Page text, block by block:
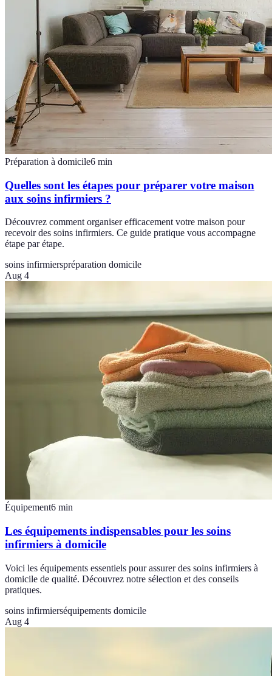
Préparation à domicile6 min
Quelles sont les étapes pour préparer votre maison
aux soins infirmiers ?
Découvrez comment organiser efficacement votre maison pour
recevoir des soins infirmiers. Ce guide pratique vous accompagne
étape par étape.
soins infirmierspréparation domicile
Aug 4
Équipement6 min
Les équipements indispensables pour les soins
infirmiers à domicile
Voici les équipements essentiels pour assurer des soins infirmiers à
domicile de qualité. Découvrez notre sélection et des conseils
pratiques.
soins infirmierséquipements domicile
Aug 4